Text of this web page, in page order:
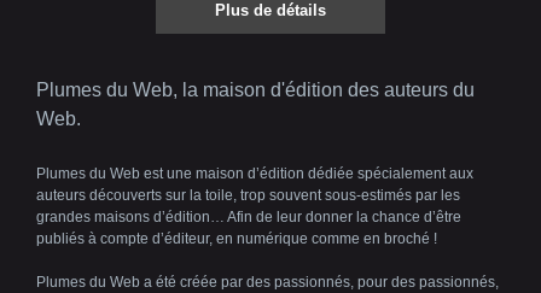
Plus de détails
Plumes du Web, la maison d'édition des auteurs du
Web.
Plumes du Web est une maison d’édition dédiée spécialement aux
auteurs découverts sur la toile, trop souvent sous-estimés par les
grandes maisons d’édition… Afin de leur donner la chance d’être
publiés à compte d’éditeur, en numérique comme en broché !
Plumes du Web a été créée par des passionnés, pour des passionnés,